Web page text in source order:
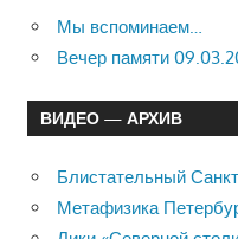
Мы вспоминаем…
Вечер памяти
ВИДЕО — АРХИВ
Блистательный
Метафизика